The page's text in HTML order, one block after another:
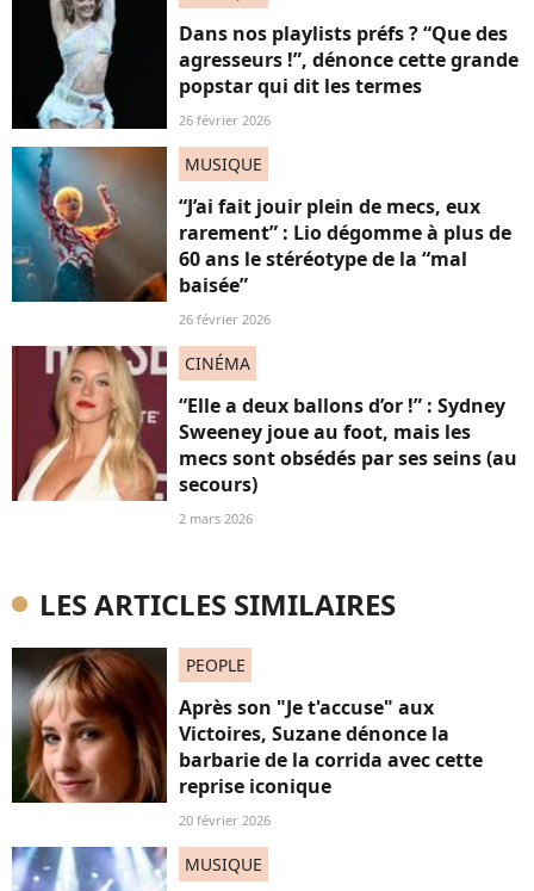
Dans nos playlists préfs ? “Que des
agresseurs !”, dénonce cette grande
popstar qui dit les termes
26 février 2026
MUSIQUE
“J’ai fait jouir plein de mecs, eux
rarement” : Lio dégomme à plus de
60 ans le stéréotype de la “mal
baisée”
26 février 2026
CINÉMA
“Elle a deux ballons d’or !” : Sydney
Sweeney joue au foot, mais les
mecs sont obsédés par ses seins (au
secours)
2 mars 2026
LES ARTICLES SIMILAIRES
PEOPLE
Après son "Je t'accuse" aux
Victoires, Suzane dénonce la
barbarie de la corrida avec cette
reprise iconique
20 février 2026
MUSIQUE